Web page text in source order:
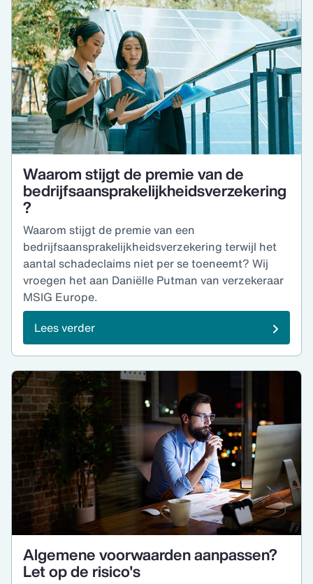
Waarom stijgt de premie van de
bedrijfsaansprakelijkheidsverzekering
?
Waarom stijgt de premie van een
bedrijfsaansprakelijkheidsverzekering terwijl het
aantal schadeclaims niet per se toeneemt? Wij
vroegen het aan Daniëlle Putman van verzekeraar
MSIG Europe.
Lees verder
Algemene voorwaarden aanpassen?
Let op de risico's